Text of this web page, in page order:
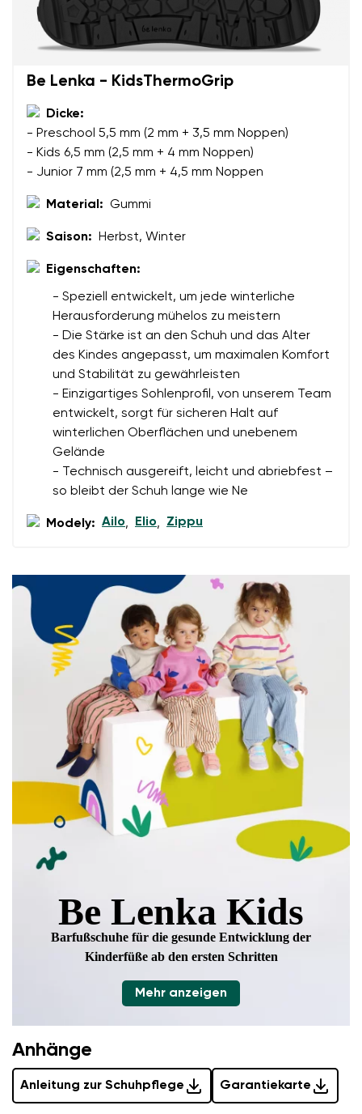
Land ändern
Sprache auswählen
Bestätigen
Be Lenka - KidsThermoGrip
Dicke:
- Preschool 5,5 mm (2 mm + 3,5 mm Noppen)
- Kids 6,5 mm (2,5 mm + 4 mm Noppen)
- Junior 7 mm (2,5 mm + 4,5 mm Noppen
Material: Gummi
Saison: Herbst, Winter
Eigenschaften:
- Speziell entwickelt, um jede winterliche
Herausforderung mühelos zu meistern
- Die Stärke ist an den Schuh und das Alter
des Kindes angepasst, um maximalen Komfort
und Stabilität zu gewährleisten
- Einzigartiges Sohlenprofil, von unserem Team
entwickelt, sorgt für sicheren Halt auf
winterlichen Oberflächen und unebenem
Gelände
- Technisch ausgereift, leicht und abriebfest –
so bleibt der Schuh lange wie Ne
Modely: Ailo, Elio, Zippu
Be Lenka Kids
Barfußschuhe für die gesunde Entwicklung der
Kinderfüße ab den ersten Schritten
Mehr anzeigen
Anhänge
Anleitung zur Schuhpflege Garantiekarte
Ihr Vor- und Nachname
Deine E-Mail
Ich bin mit der Verarbeitung der eingegebenen
personenbezogenen Daten im Sinne vondieser
Bedingungenund deren Veröffentlichung
einverstanden.
Dein Name
Textbewertung
Bewertung
Ich bin mit der Verarbeitung der eingegebenen
personenbezogenen Daten im Sinne von
Bedingungenund deren Veröffentlichung
einverstanden.